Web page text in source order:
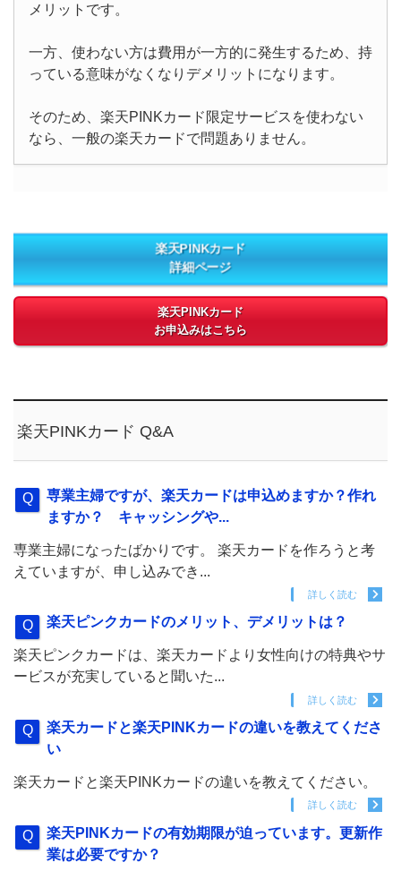
メリットです。
一方、使わない方は費用が一方的に発生するため、持
っている意味がなくなりデメリットになります。
そのため、楽天PINKカード限定サービスを使わない
なら、一般の楽天カードで問題ありません。
楽天PINKカード
詳細ページ
楽天PINKカード
お申込みはこちら
楽天PINKカード Q&A
専業主婦ですが、楽天カードは申込めますか？作れ
ますか？ キャッシングや...
専業主婦になったばかりです。 楽天カードを作ろうと考
えていますが、申し込みでき...
詳しく読む
楽天ピンクカードのメリット、デメリットは？
楽天ピンクカードは、楽天カードより女性向けの特典やサ
ービスが充実していると聞いた...
詳しく読む
楽天カードと楽天PINKカードの違いを教えてくださ
い
楽天カードと楽天PINKカードの違いを教えてください。
詳しく読む
楽天PINKカードの有効期限が迫っています。更新作
業は必要ですか？